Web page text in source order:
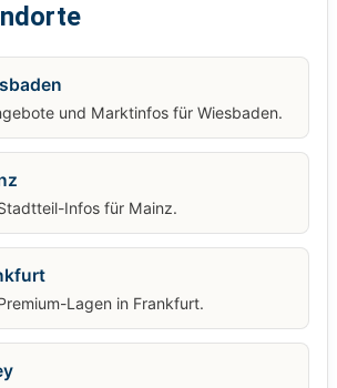
und Marktinfos für Wiesbaden.
Infos für Mainz.
Lagen in Frankfurt.